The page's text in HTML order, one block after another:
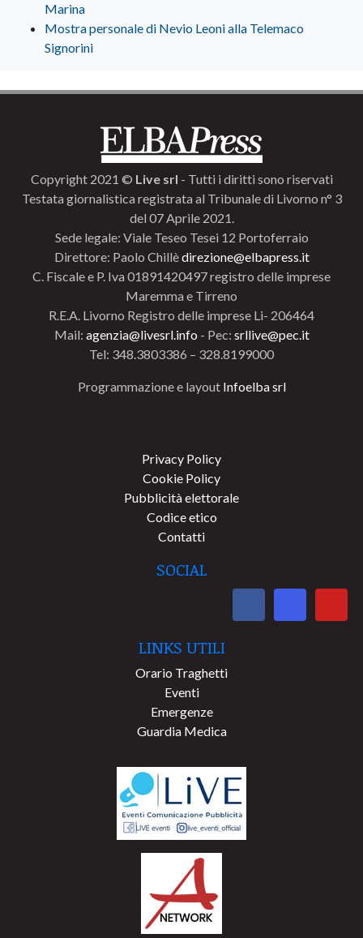
Marina
Mostra personale di Nevio Leoni alla Telemaco
Signorini
Copyright 2021 © Live srl - Tutti i diritti sono riservati
Testata giornalistica registrata al Tribunale di Livorno n° 3
del 07 Aprile 2021.
Sede legale: Viale Teseo Tesei 12 Portoferraio
Direttore: Paolo Chillèdirezione@elbapress.it
C. Fiscale e P. Iva 01891420497 registro delle imprese
Maremma e Tirreno
R.E.A. Livorno Registro delle imprese Li- 206464
Mail: agenzia@livesrl.info - Pec: srllive@pec.it
Tel: 348.3803386 – 328.8199000
Programmazione e layout Infoelba srl
Privacy Policy
Cookie Policy
Pubblicità elettorale
Codice etico
Contatti
SOCIAL
LINKS UTILI
Orario Traghetti
Eventi
Emergenze
Guardia Medica